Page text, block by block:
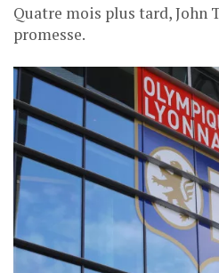
Quatre mois plus tard, John
promesse.